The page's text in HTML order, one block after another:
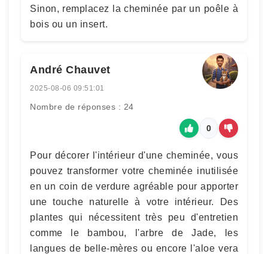
Sinon, remplacez la cheminée par un poêle à
bois ou un insert.
André Chauvet
2025-08-06 09:51:01
Nombre de réponses : 24
0
Pour décorer l'intérieur d'une cheminée, vous
pouvez transformer votre cheminée inutilisée
en un coin de verdure agréable pour apporter
une touche naturelle à votre intérieur. Des
plantes qui nécessitent très peu d'entretien
comme le bambou, l'arbre de Jade, les
langues de belle-mères ou encore l'aloe vera